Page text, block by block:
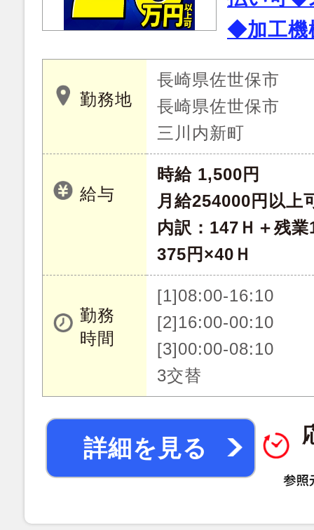
◆加工機
勤務地
長崎県佐世保市
長崎県佐世保市
三川内新町
給与
時給 1,500円
月給254000円以上
内訳：147Ｈ＋残
375円×40Ｈ
勤務
時間
[1]08:00-16:10
[2]16:00-00:10
[3]00:00-08:10
3交替
詳細を見る